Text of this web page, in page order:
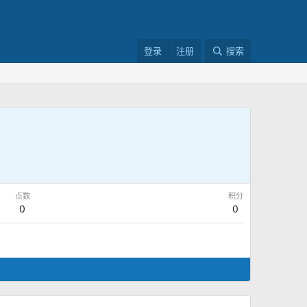
登录 注册 搜索
点数
0
积分
0